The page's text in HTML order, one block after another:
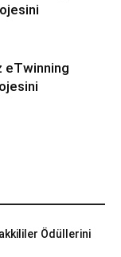
eTwinning
Ödüllerini